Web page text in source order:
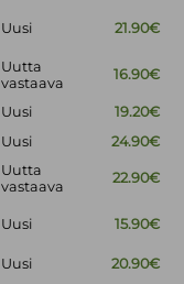
Uusi 21.90€
Uutta
vastaava
16.90€
Uusi
19.20€
Uusi 24.90€
Uutta
vastaava
22.90€
Uusi 15.90€
Uusi
20.90€